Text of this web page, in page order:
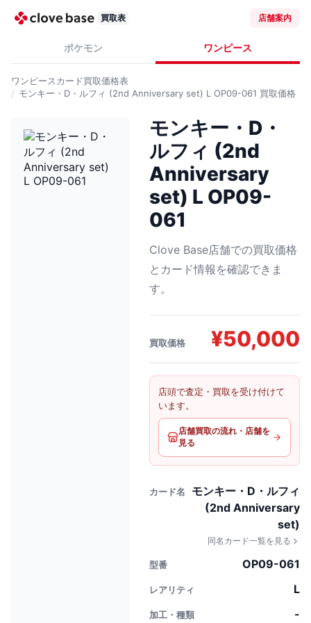
買取表 店舗案内
ポケモン ワンピース
ワンピースカード買取価格表
モンキー・D・ルフィ (2nd Anniversary set) L OP09-061 買取価格
モンキー・D・
ルフィ (2nd
Anniversary
set) L OP09-
061
Clove Base店舗での買取価格
とカード情報を確認できま
す。
買取価格 ¥50,000
店頭で査定・買取を受け付けて
います。
店舗買取の流れ・店舗を
見る
カード名
モンキー・D・ルフィ
(2nd Anniversary
set)
同名カード一覧を見る
型番 OP09-061
レアリティ L
加工・種類 -